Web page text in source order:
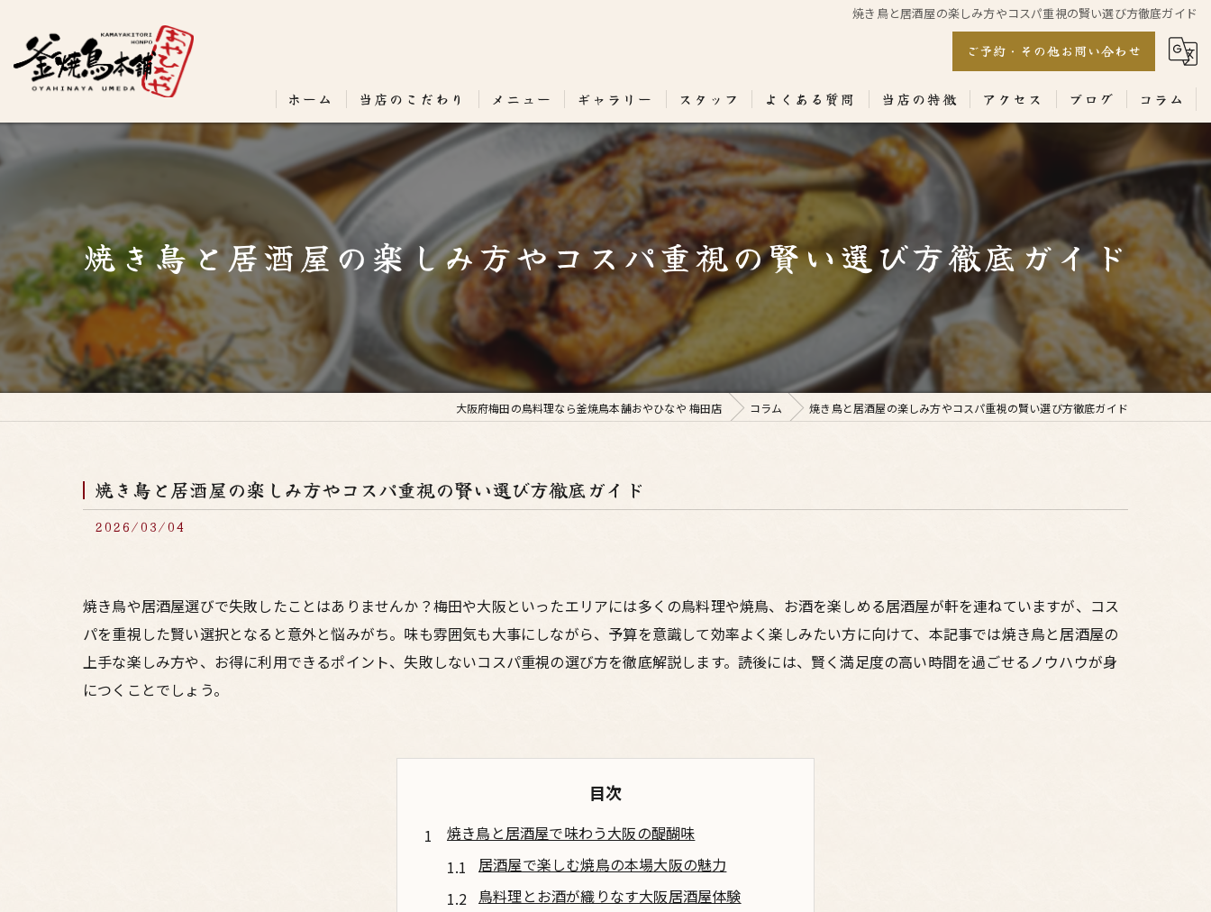
焼き鳥と居酒屋の楽しみ方やコスパ重視の賢い選び方徹底ガイド
ご予約・その他お問い合わせ
ホーム 当店のこだわり メニュー ギャラリー スタッフ よくある質問 当店の特徴
居酒屋
専門店
ランチ
テイクアウト
コース
アクセス ブログ コラム
焼き鳥と居酒屋の楽しみ方やコスパ重視の賢い選び方徹底ガイド
大阪府梅田の鳥料理なら釜焼鳥本舗おやひなや 梅田店 コラム 焼き鳥と居酒屋の楽しみ方やコスパ重視の賢い選び方徹底ガイド
焼き鳥と居酒屋の楽しみ方やコスパ重視の賢い選び方徹底ガイド
2026/03/04
焼き鳥や居酒屋選びで失敗したことはありませんか？梅田や大阪といったエリアには多くの鳥料理や焼鳥、お酒を楽しめる居酒屋が軒を連ねていますが、コス
パを重視した賢い選択となると意外と悩みがち。味も雰囲気も大事にしながら、予算を意識して効率よく楽しみたい方に向けて、本記事では焼き鳥と居酒屋の
上手な楽しみ方や、お得に利用できるポイント、失敗しないコスパ重視の選び方を徹底解説します。読後には、賢く満足度の高い時間を過ごせるノウハウが身
につくことでしょう。
目次
焼き鳥と居酒屋で味わう大阪の醍醐味
居酒屋で楽しむ焼鳥の本場大阪の魅力
鳥料理とお酒が織りなす大阪居酒屋体験